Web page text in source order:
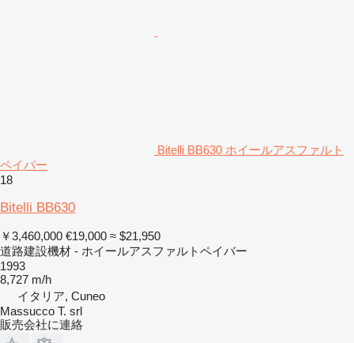
Bitelli BB630 ホイールアスファルト
ペイバー
18
Bitelli BB630
￥3,460,000 €19,000 ≈ $21,950
道路建設機材 - ホイールアスファルトペイバー
1993
8,727 m/h
イタリア, Cuneo
Massucco T. srl
販売会社に連絡